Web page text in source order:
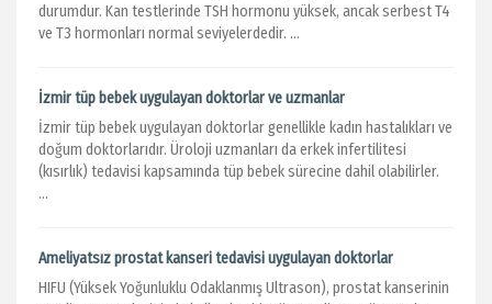
durumdur. Kan testlerinde TSH hormonu yüksek, ancak serbest T4
ve T3 hormonları normal seviyelerdedir. ...
İzmir tüp bebek uygulayan doktorlar ve uzmanlar
İzmir tüp bebek uygulayan doktorlar genellikle kadın hastalıkları ve
doğum doktorlarıdır. Üroloji uzmanları da erkek infertilitesi
(kısırlık) tedavisi kapsamında tüp bebek sürecine dahil olabilirler.
...
Ameliyatsız prostat kanseri tedavisi uygulayan doktorlar
HIFU (Yüksek Yoğunluklu Odaklanmış Ultrason), prostat kanserinin